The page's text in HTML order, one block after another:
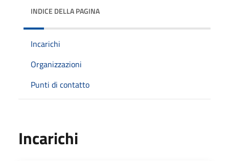
INDICE DELLA PAGINA
Incarichi
Organizzazioni
Punti di contatto
Incarichi